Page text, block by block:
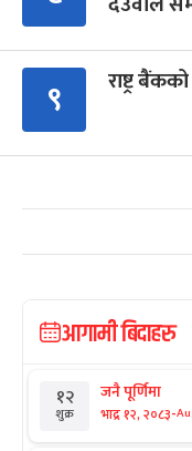
९ राष्ट्र
आगामी बिदाहरु
१२
शुक्र
जनै पूर्णिमा
भाद्र १२, २०८३-